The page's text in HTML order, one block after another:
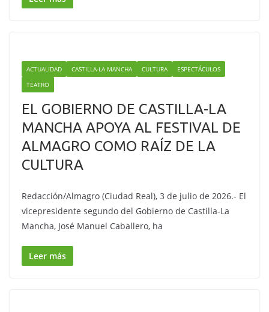
ACTUALIDAD CASTILLA-LA MANCHA CULTURA
ESPECTÁCULOS
TEATRO
EL GOBIERNO DE CASTILLA-LA
MANCHA APOYA AL FESTIVAL DE
ALMAGRO COMO RAÍZ DE LA
CULTURA
Redacción/Almagro (Ciudad Real), 3 de julio de 2026.- El
vicepresidente segundo del Gobierno de Castilla-La
Mancha, José Manuel Caballero, ha
Leer más